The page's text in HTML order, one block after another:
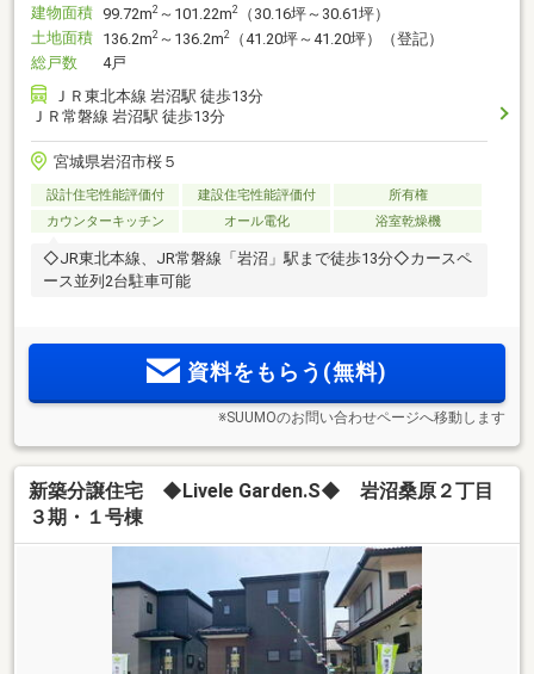
建物面積 99.72m2 ～101.22m2
（30.16坪～30.61坪）
土地面積 136.2m2 ～136.2m2
（41.20坪～41.20坪）（登記）
総戸数
4戸
ＪＲ東北本線 岩沼駅 徒歩13分
ＪＲ常磐線 岩沼駅 徒歩13分
宮城県岩沼市桜５
設計住宅性能評価付 建設住宅性能評価付
所有権
カウンターキッチン
オール電化 浴室乾燥機
◇JR東北本線、JR常磐線「岩沼」駅まで徒歩13分◇カースペ
ース並列2台駐車可能
資料をもらう(無料)
※SUUMOのお問い合わせページへ移動します
新築分譲住宅 ◆Livele Garden.S◆ 岩沼桑原２丁目
３期・１号棟